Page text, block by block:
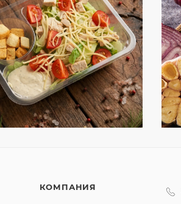
КОМПАНИЯ